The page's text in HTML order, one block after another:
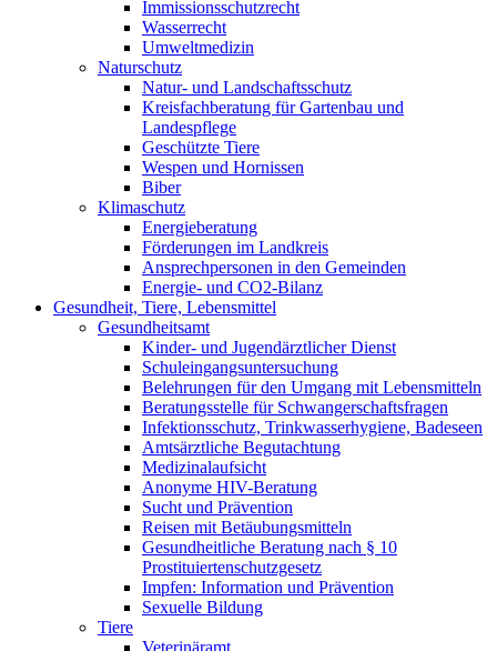
Immissionsschutzrecht
Wasserrecht
Umweltmedizin
Naturschutz
Natur- und Landschaftsschutz
Kreisfachberatung für Gartenbau und
Landespflege
Geschützte Tiere
Wespen und Hornissen
Biber
Klimaschutz
Energieberatung
Förderungen im Landkreis
Ansprechpersonen in den Gemeinden
Energie- und CO2-Bilanz
Gesundheit, Tiere, Lebensmittel
Gesundheitsamt
Kinder- und Jugendärztlicher Dienst
Schuleingangsuntersuchung
Belehrungen für den Umgang mit Lebensmitteln
Beratungsstelle für Schwangerschaftsfragen
Infektionsschutz, Trinkwasserhygiene, Badeseen
Amtsärztliche Begutachtung
Medizinalaufsicht
Anonyme HIV-Beratung
Sucht und Prävention
Reisen mit Betäubungsmitteln
Gesundheitliche Beratung nach § 10
Prostituiertenschutzgesetz
Impfen: Information und Prävention
Sexuelle Bildung
Tiere
Veterinäramt